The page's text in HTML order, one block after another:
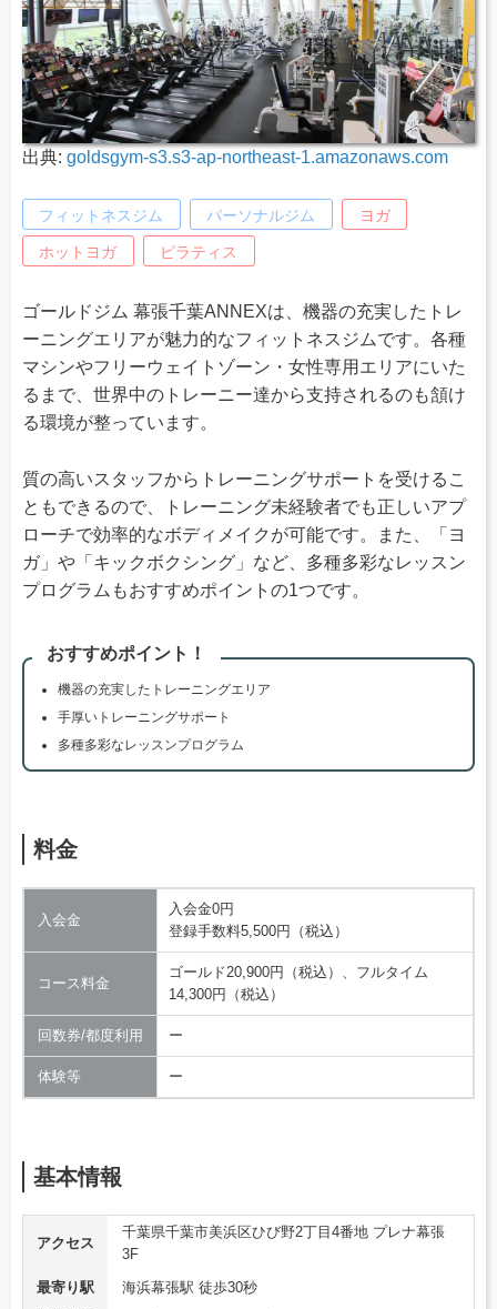
出典: goldsgym-s3.s3-ap-northeast-1.amazonaws.com
フィットネスジム パーソナルジム ヨガ
ホットヨガ ピラティス
ゴールドジム 幕張千葉ANNEXは、機器の充実したトレ
ーニングエリアが魅力的なフィットネスジムです。各種
マシンやフリーウェイトゾーン・女性専用エリアにいた
るまで、世界中のトレーニー達から支持されるのも頷け
る環境が整っています。
質の高いスタッフからトレーニングサポートを受けるこ
ともできるので、トレーニング未経験者でも正しいアプ
ローチで効率的なボディメイクが可能です。また、「ヨ
ガ」や「キックボクシング」など、多種多彩なレッスン
プログラムもおすすめポイントの1つです。
おすすめポイント！
機器の充実したトレーニングエリア
手厚いトレーニングサポート
多種多彩なレッスンプログラム
料金
入会金
入会金0円
登録手数料5,500円（税込）
コース料金
ゴールド20,900円（税込）、フルタイム
14,300円（税込）
回数券/都度利用 ー
体験等 ー
基本情報
アクセス
千葉県千葉市美浜区ひび野2丁目4番地 プレナ幕張
3F
最寄り駅
海浜幕張駅 徒歩30秒